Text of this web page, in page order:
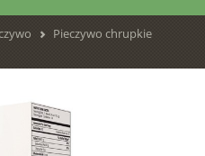
Pieczywo chrupkie